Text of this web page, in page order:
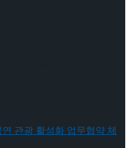
컬어워즈, 주연상 윤나